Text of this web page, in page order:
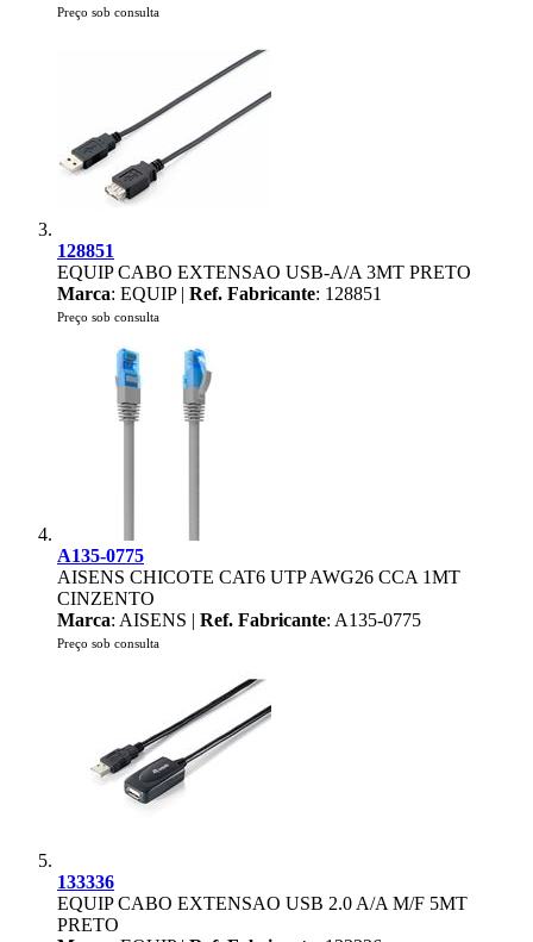
Preço sob consulta
128851
EQUIP CABO EXTENSAO USB-A/A 3MT PRETO
Marca: EQUIP | Ref. Fabricante: 128851
Preço sob consulta
A135-0775
AISENS CHICOTE CAT6 UTP AWG26 CCA 1MT
CINZENTO
Marca: AISENS | Ref. Fabricante: A135-0775
Preço sob consulta
133336
EQUIP CABO EXTENSAO USB 2.0 A/A M/F 5MT
PRETO